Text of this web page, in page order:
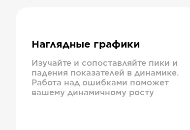
Наглядные графики
Изучайте и сопоставляйте пики и
падения показателей в динамике.
Работа над ошибками поможет
вашему динамичному росту